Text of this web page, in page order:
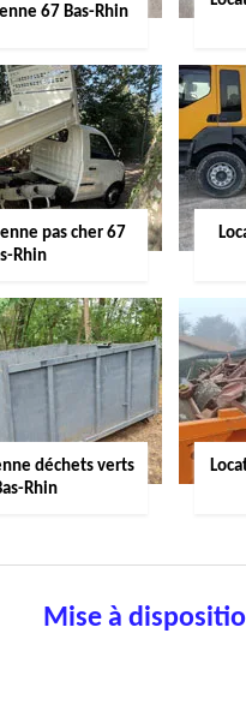
67 Bas-Rhin
pas cher 67
Rhin
déchets verts
Rhin
Mise à